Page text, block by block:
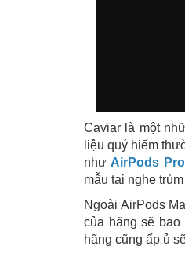
Caviar là một
liệu quý hiếm
như AirPods Pro
mẫu tai nghe
Ngoài AirPods
của hãng sẽ
hãng cũng ấp ủ